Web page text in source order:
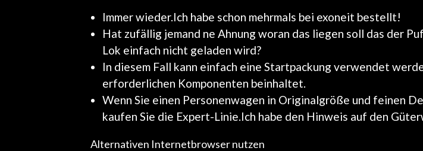
Immer wieder.Ich habe schon mehrmals bei exoneit bestellt!
Hat zufällig jemand ne Ahnung woran das liegen soll das der
Lok einfach nicht geladen wird?
In diesem Fall kann einfach eine Startpackung verwendet
erforderlichen Komponenten beinhaltet.
Wenn Sie einen Personenwagen in Originalgröße und feinen
kaufen Sie die Expert-Linie.Ich habe den Hinweis auf den
Alternativen Internetbrowser nutzen